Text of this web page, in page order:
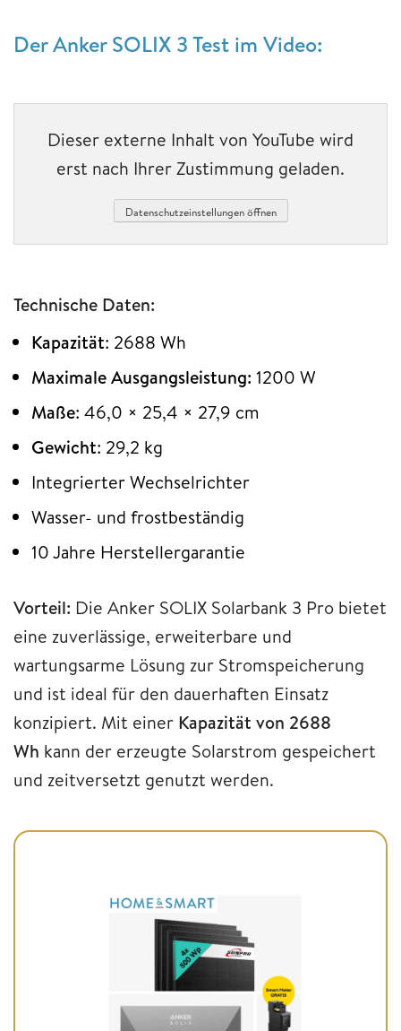
Der Anker SOLIX 3 Test im Video:
Dieser externe Inhalt von YouTube wird
erst nach Ihrer Zustimmung geladen.
Datenschutzeinstellungen öffnen
Technische Daten:
Kapazität: 2688 Wh
Maximale Ausgangsleistung: 1200 W
Maße: 46,0 × 25,4 × 27,9 cm
Gewicht: 29,2 kg
Integrierter Wechselrichter
Wasser- und frostbeständig
10 Jahre Herstellergarantie
Vorteil: Die Anker SOLIX Solarbank 3 Pro bietet
eine zuverlässige, erweiterbare und
wartungsarme Lösung zur Stromspeicherung
und ist ideal für den dauerhaften Einsatz
konzipiert. Mit einer Kapazität von 2688
Wh kann der erzeugte Solarstrom gespeichert
und zeitversetzt genutzt werden.